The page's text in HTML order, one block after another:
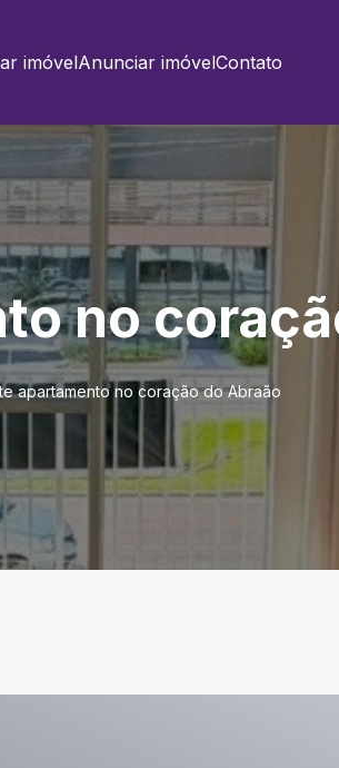
imóvelAnunciar imóvelContato
no
apartamento no coração do Abraão